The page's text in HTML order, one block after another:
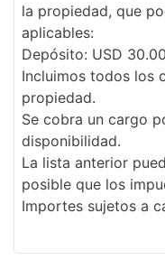
Desayuno
Alarmas
Paseos a
Programa
Asador
Servicio de
Elevador
Doble
la propiedad, que
aplicables:
Depósito: USD
Incluimos todos los
propiedad.
Se cobra un cargo
disponibilidad.
La lista anterior
posible que los
Importes sujetos a